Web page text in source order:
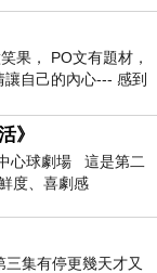
果， PO文有題材，
自己的內心--- 感到
》
心球劇場 這是第二
度、喜劇感
集有停更幾天才又